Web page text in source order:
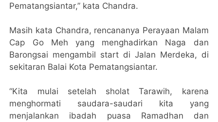
Pematangsiantar,” kata Chandra.
Masih kata Chandra, rencananya Perayaan Malam
Cap Go Meh yang menghadirkan Naga dan
Barongsai mengambil start di Jalan Merdeka, di
sekitaran Balai Kota Pematangsiantar.
“Kita mulai setelah sholat Tarawih, karena
menghormati saudara-saudari kita yang
menjalankan ibadah puasa Ramadhan dan